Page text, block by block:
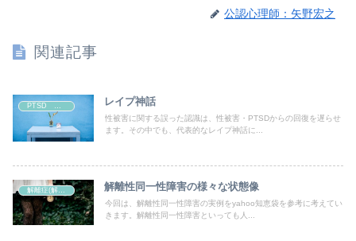
公認心理師：矢野宏之
関連記事
レイプ神話
性被害に関する誤った認識は、性被害・PTSDからの回復を遅らせ
ます。その中でも、代表的なレイプ神話に...
解離症(解離性障害) 解離性同一性障害の様々な状態像
今回は、解離性同一性障害の実例をyahoo知恵袋を参考に考えてい
きます。解離性同一性障害といっても人...